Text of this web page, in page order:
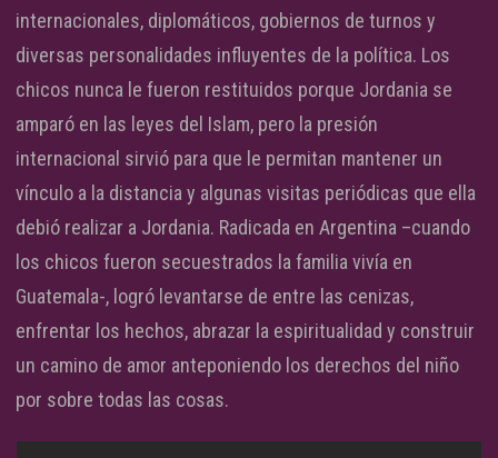
internacionales, diplomáticos, gobiernos de turnos y
diversas personalidades influyentes de la política. Los
chicos nunca le fueron restituidos porque Jordania se
amparó en las leyes del Islam, pero la presión
internacional sirvió para que le permitan mantener un
vínculo a la distancia y algunas visitas periódicas que ella
debió realizar a Jordania. Radicada en Argentina –cuando
los chicos fueron secuestrados la familia vivía en
Guatemala-, logró levantarse de entre las cenizas,
enfrentar los hechos, abrazar la espiritualidad y construir
un camino de amor anteponiendo los derechos del niño
por sobre todas las cosas.